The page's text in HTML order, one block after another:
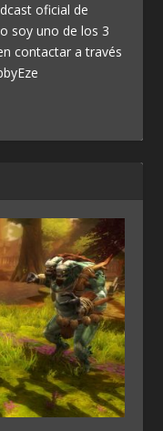
oficial de
soy uno de los 3
contactar a través